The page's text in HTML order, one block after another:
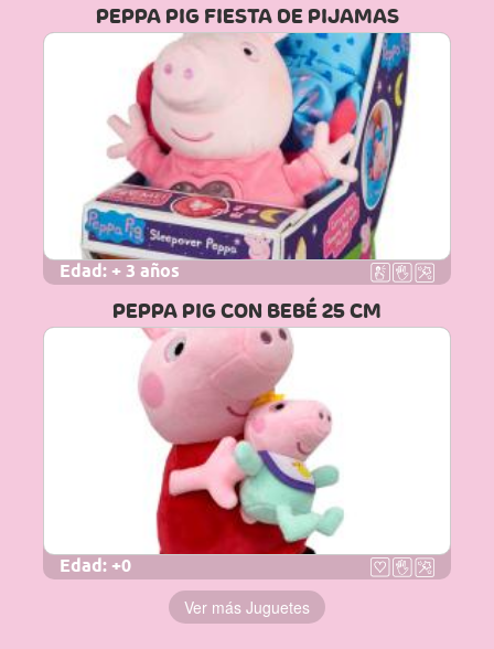
PEPPA PIG FIESTA DE PIJAMAS
Edad: + 3 años
PEPPA PIG CON BEBÉ 25 CM
Edad: +0
Ver más Juguetes